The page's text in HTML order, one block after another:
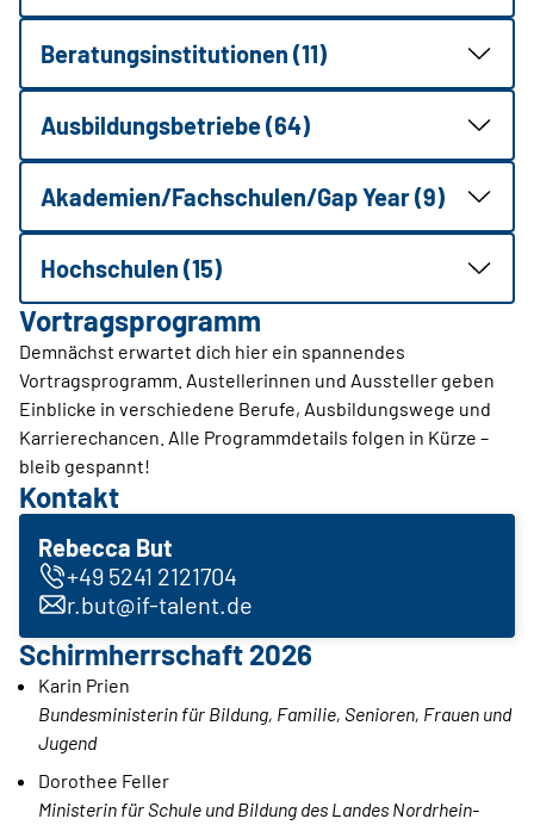
Beratungsinstitutionen (11)
Ausbildungsbetriebe (64)
Akademien/Fachschulen/Gap Year (9)
Hochschulen (15)
Vortragsprogramm
Demnächst erwartet dich hier ein spannendes
Vortragsprogramm. Austellerinnen und Aussteller geben
Einblicke in verschiedene Berufe, Ausbildungswege und
Karrierechancen. Alle Programmdetails folgen in Kürze –
bleib gespannt!
Kontakt
Rebecca But
+49 5241 2121704
r.but@if-talent.de
Schirmherrschaft 2026
Karin Prien
Bundesministerin für Bildung, Familie, Senioren, Frauen und
Jugend
Dorothee Feller
Ministerin für Schule und Bildung des Landes Nordrhein-